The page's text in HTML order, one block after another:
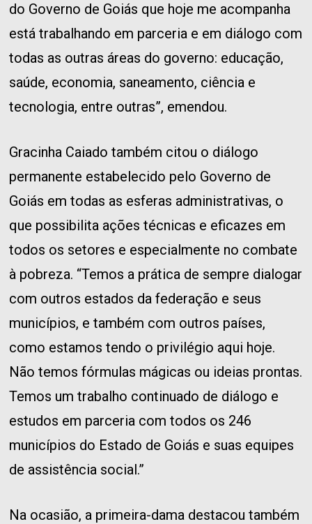
do Governo de Goiás que hoje me acompanha
está trabalhando em parceria e em diálogo com
todas as outras áreas do governo: educação,
saúde, economia, saneamento, ciência e
tecnologia, entre outras”, emendou.
Gracinha Caiado também citou o diálogo
permanente estabelecido pelo Governo de
Goiás em todas as esferas administrativas, o
que possibilita ações técnicas e eficazes em
todos os setores e especialmente no combate
à pobreza. “Temos a prática de sempre dialogar
com outros estados da federação e seus
municípios, e também com outros países,
como estamos tendo o privilégio aqui hoje.
Não temos fórmulas mágicas ou ideias prontas.
Temos um trabalho continuado de diálogo e
estudos em parceria com todos os 246
municípios do Estado de Goiás e suas equipes
de assistência social.”
Na ocasião, a primeira-dama destacou também